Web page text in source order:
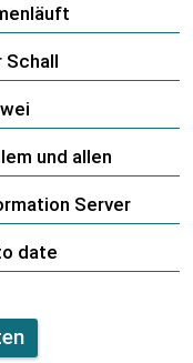
Schall
und allen
Server
date